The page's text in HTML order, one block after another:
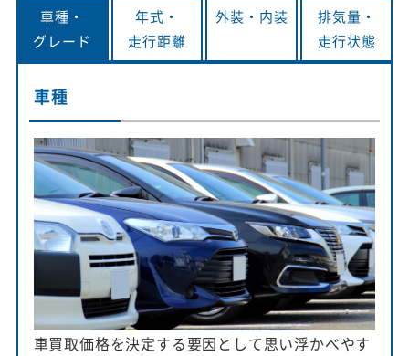
車種・
グレード
年式・
走行距離
外装・ 内装
排気量・
走行状態
車種
車買取価格を決定する要因として思い浮かべやす